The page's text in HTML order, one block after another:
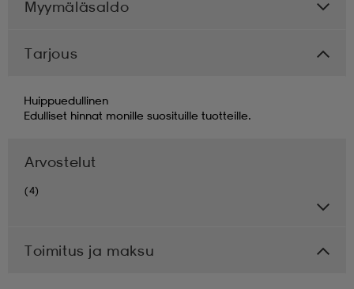
Myymäläsaldo
Tarjous
Huippuedullinen
Edulliset hinnat monille suosituille tuotteille.
Arvostelut
(4)
Toimitus ja maksu